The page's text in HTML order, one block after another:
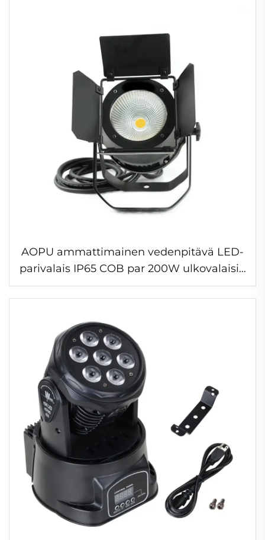
AOPU ammattimainen vedenpitävä LED-
parivalais IP65 COB par 200W ulkovalaisin
värähtelyefektilla konserttiin, maisema-
alueeseen